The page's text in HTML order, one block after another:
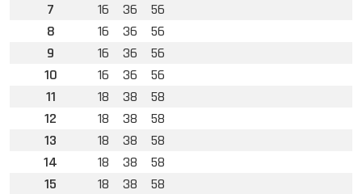
7 16 36
56
8
16 36
56
9
16 36
56
10
16 36
56
11
18 38
58
12
18 38
58
13
18 38
58
14
18 38
58
15
18 38
58